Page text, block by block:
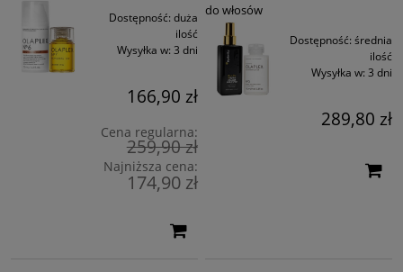
Dostępność: duża
ilość
Wysyłka w: 3 dni
166,90 zł
Cena regularna:
259,90 zł
Najniższa cena:
174,90 zł
do włosów
Dostępność: średnia
ilość
Wysyłka w: 3 dni
289,80 zł